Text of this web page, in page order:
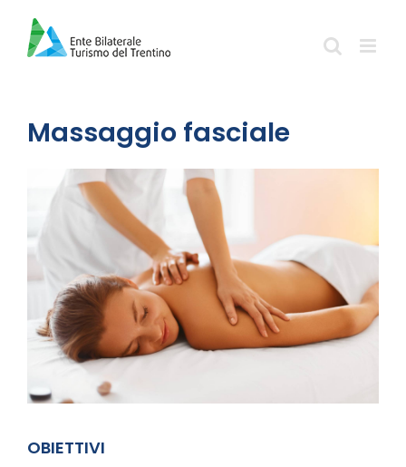
contenuto
Massaggio fasciale
OBIETTIVI